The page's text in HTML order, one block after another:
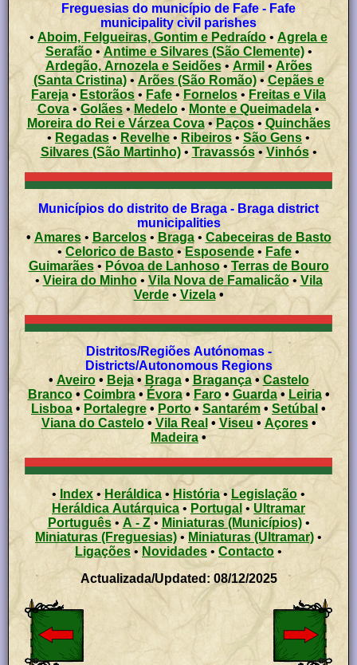
Freguesias do município de Fafe - Fafe
municipality civil parishes
• Aboim, Felgueiras, Gontim e Pedraído • Agrela e
Serafão•Antime e Silvares (São Clemente)•
Ardegão, Arnozela e Seidões• Armil • Arões
(Santa Cristina)• Arões (São Romão)•Cepães e
Fareja • Estorãos • Fafe • Fornelos • Freitas e Vila
Cova •Golães•Medelo • Monte e Queimadela•
Moreira do Rei e Várzea Cova•Paços• Quinchães
• Regadas • Revelhe • Ribeiros • São Gens •
Silvares (São Martinho)•Travassós•Vinhós•
Municípios do distrito de Braga - Braga district
municipalities
• Amares• Barcelos• Braga• Cabeceiras de Basto
•
Celorico de Basto•Esposende • Fafe •
Guimarães•Póvoa de Lanhoso•
Terras de Bouro
• Vieira do Minho• Vila Nova de Famalicão• Vila
Verde• Vizela•
Distritos/Regiões Autónomas -
Districts/Autonomous Regions
• Aveiro• Beja• Braga• Bragança• Castelo
Branco•Coimbra• Évora• Faro• Guarda• Leiria•
Lisboa • Portalegre • Porto• Santarém • Setúbal•
Viana do Castelo• Vila Real •Viseu• Açores •
Madeira •
• Index •Heráldica • História •Legislação •
Heráldica Autárquica • Portugal • Ultramar
Português• A - Z• Miniaturas (Municípios)•
Miniaturas (Freguesias) • Miniaturas (Ultramar) •
Ligações • Novidades • Contacto •
Actualizada/Updated: 08/12/2025